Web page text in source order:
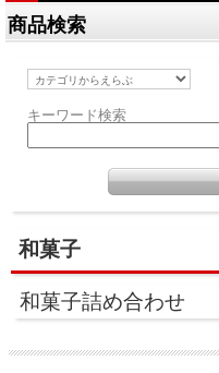
商品検索
キーワード検索
和菓子
和菓子詰め合わせ